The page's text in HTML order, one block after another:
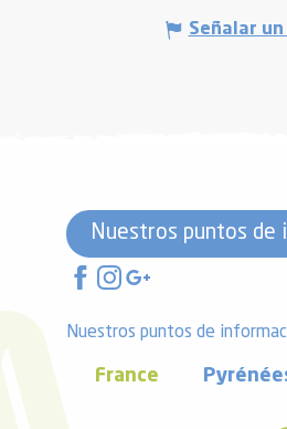
Señalar
Nuestros puntos de
Nuestros puntos de
France